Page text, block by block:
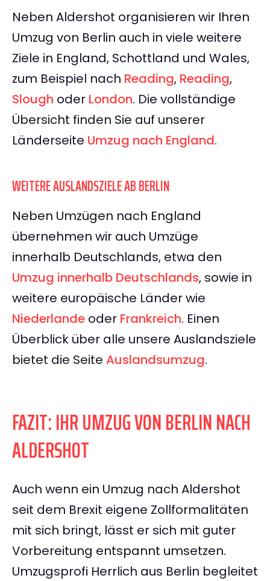
Neben Aldershot organisieren wir Ihren
Umzug von Berlin auch in viele weitere
Ziele in England, Schottland und Wales,
zum Beispiel nach Reading, Reading,
Slough oder London. Die vollständige
Übersicht finden Sie auf unserer
Länderseite Umzug nach England.
WEITERE AUSLANDSZIELE AB BERLIN
Neben Umzügen nach England
übernehmen wir auch Umzüge
innerhalb Deutschlands, etwa den
Umzug innerhalb Deutschlands, sowie in
weitere europäische Länder wie
Niederlande oder Frankreich. Einen
Überblick über alle unsere Auslandsziele
bietet die Seite Auslandsumzug.
FAZIT: IHR UMZUG VON BERLIN NACH
ALDERSHOT
Auch wenn ein Umzug nach Aldershot
seit dem Brexit eigene Zollformalitäten
mit sich bringt, lässt er sich mit guter
Vorbereitung entspannt umsetzen.
Umzugsprofi Herrlich aus Berlin begleitet